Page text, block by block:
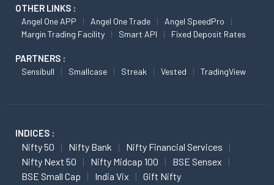
OTHER LINKS :
Angel One APP Angel One Trade
Angel SpeedPro
Margin Trading Facility
Smart API Fixed Deposit Rates
PARTNERS :
Sensibull Smallcase Streak Vested TradingView
INDICES :
Nifty 50 Nifty Bank
Nifty Financial Services
Nifty Next 50
Nifty Midcap 100
BSE Sensex
BSE Small Cap
India Vix Gift Nifty